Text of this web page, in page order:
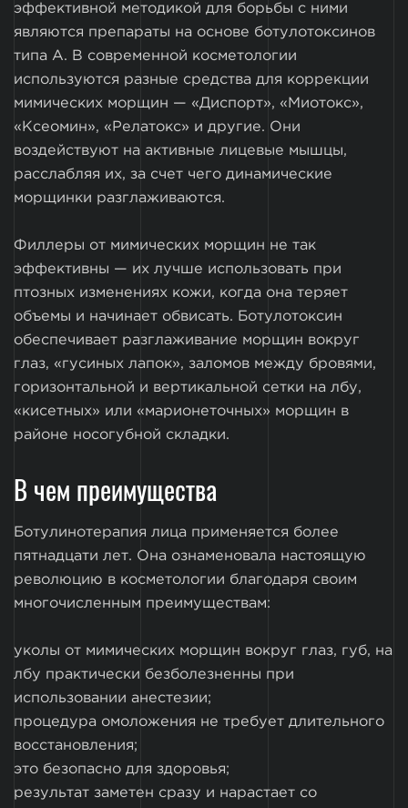
эффективной методикой для борьбы с ними
являются препараты на основе ботулотоксинов
типа А. В современной косметологии
используются разные средства для коррекции
мимических морщин — «Диспорт», «Миотокс»,
«Ксеомин», «Релатокс» и другие. Они
воздействуют на активные лицевые мышцы,
расслабляя их, за счет чего динамические
морщинки разглаживаются.
Филлеры от мимических морщин не так
эффективны — их лучше использовать при
птозных изменениях кожи, когда она теряет
объемы и начинает обвисать. Ботулотоксин
обеспечивает разглаживание морщин вокруг
глаз, «гусиных лапок», заломов между бровями,
горизонтальной и вертикальной сетки на лбу,
«кисетных» или «марионеточных» морщин в
районе носогубной складки.
В чем преимущества
Ботулинотерапия лица применяется более
пятнадцати лет. Она ознаменовала настоящую
революцию в косметологии благодаря своим
многочисленным преимуществам:
уколы от мимических морщин вокруг глаз, губ, на
лбу практически безболезненны при
использовании анестезии;
процедура омоложения не требует длительного
восстановления;
это безопасно для здоровья;
результат заметен сразу и нарастает со